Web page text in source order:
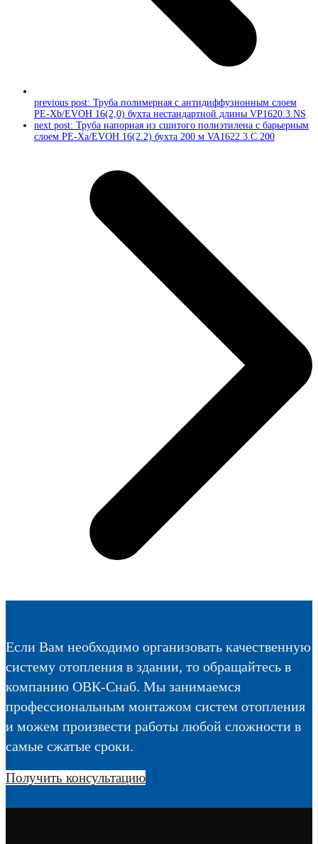
previous post: Труба полимерная c антидиффузионным слоем
PE-Xb/EVOH 16(2,0) бухта нестандартной длины VP1620.3.NS
next post: Труба напорная из сшитого полиэтилена с барьерным
слоем PE-Xa/EVOH 16(2.2) бухта 200 м VA1622.3.C.200
Если Вам необходимо организовать качественную
систему отопления в здании, то обращайтесь в
компанию ОВК-Снаб. Мы занимаемся
профессиональным монтажом систем отопления
и можем произвести работы любой сложности в
самые сжатые сроки.
Получить консультацию